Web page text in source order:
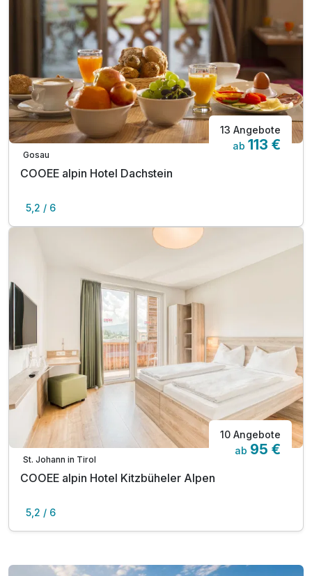
Gosau
13 Angebote
ab 113 €
COOEE alpin Hotel Dachstein
5,2 / 6
St. Johann in Tirol
10 Angebote
ab 95 €
COOEE alpin Hotel Kitzbüheler Alpen
5,2 / 6